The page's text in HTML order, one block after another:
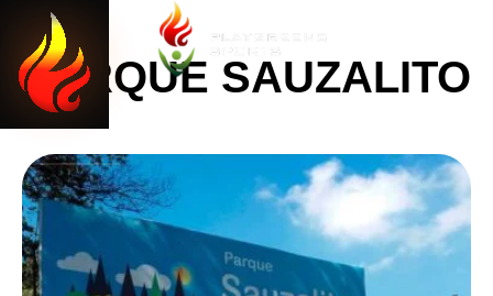
CERRAR
PARQUE SAUZALITO